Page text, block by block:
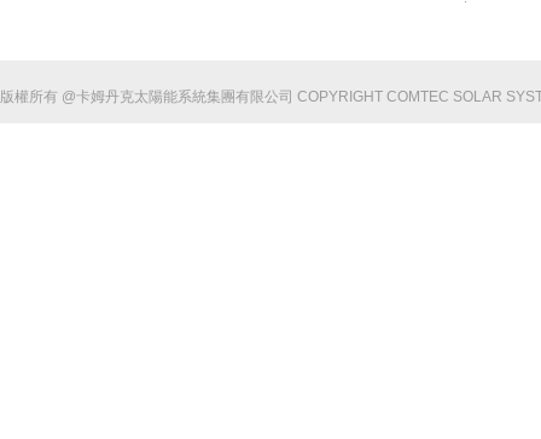
版權所有 @卡姆丹克太陽能系統集團有限公司 COPYRIGHT COMTEC SOLAR